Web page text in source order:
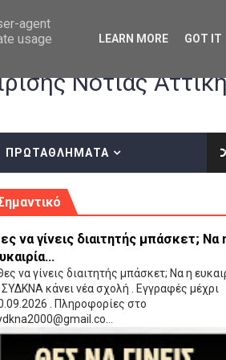
οδηγίες επί του ΚΑΝΟΝΙΣΜΟΥ
(VIDEO)
Νότιας
ΠΡΩΤΑΘΛΗΜΑΤΑ
να γίνεις διαιτητής μπάσκετ; Να
να γίνεις διαιτητής μπάσκετ; Να η
κάνει νέα σχολή . Εγγραφές μέχρι
. Πληροφορίες στο
agent
usage
LEARN MORE GOT IT